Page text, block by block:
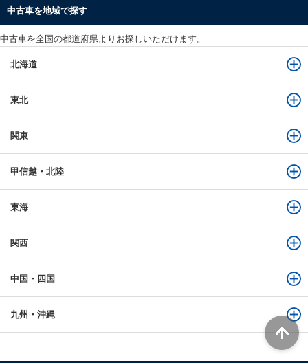
中古車を地域で探す
中古車を全国の都道府県よりお探しいただけます。
北海道
東北
関東
甲信越・北陸
東海
関西
中国・四国
九州・沖縄